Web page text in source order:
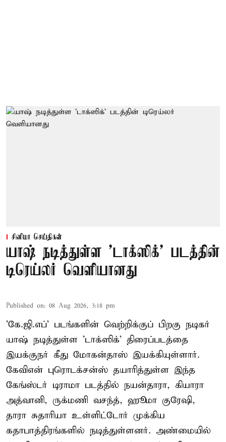
சினிமா செய்திகள்
யாஷ் நடித்துள்ள 'டாக்‌ஸிக்' படத்தின்
டிரெய்லர் வெளியானது
Published on: 08 Aug 2026, 3:18 pm
'கே.ஜி.எப்' படங்களின் வெற்றிக்குப் பிறகு நடிகர்
யாஷ் நடித்துள்ள 'டாக்ஸிக்' திரைப்படத்தை
இயக்குநர் கீது மோகன்தாஸ் இயக்கியுள்ளார்.
கேவிஎன் புரொடக்சன்ஸ் தயாரித்துள்ள இந்த
கேங்ஸ்டர் டிராமா படத்தில் நயன்தாரா, கியாரா
அத்வானி, ருக்மணி வசந்த், ஹூமா குரேஷி,
தாரா சுதாரியா உள்ளிட்டோர் முக்கிய
கதாபாத்திரங்களில் நடித்துள்ளனர். அண்மையில்